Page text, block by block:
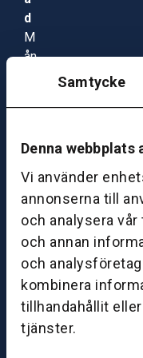
Samtycke
Denna webbplats
Vi använder
annonserna till
och analysera
och annan
och
kombinera
tillhandahållit
tjänster.
d
M
ån
fr
e
g:
0
8:
0
0
–